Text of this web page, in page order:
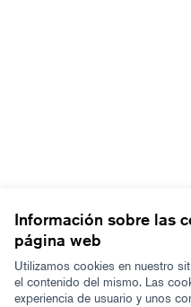
Información sobre las
página web
Utilizamos cookies en nuestro
el contenido del mismo. Las
experiencia de usuario y unos